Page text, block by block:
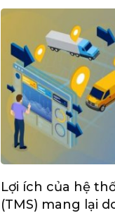
Lợi ích của hệ
(TMS) mang lại